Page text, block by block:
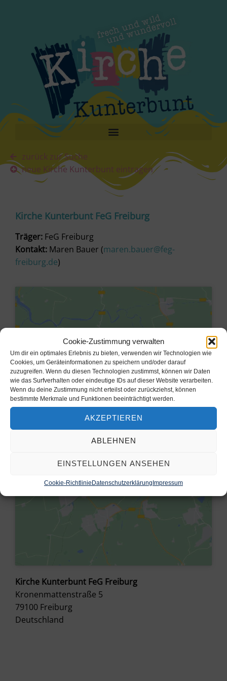
Cookie-Zustimmung verwalten
Um dir ein optimales Erlebnis zu bieten, verwenden wir Technologien wie
Cookies, um Geräteinformationen zu speichern und/oder darauf
zuzugreifen. Wenn du diesen Technologien zustimmst, können wir Daten
wie das Surfverhalten oder eindeutige IDs auf dieser Website verarbeiten.
Wenn du deine Zustimmung nicht erteilst oder zurückziehst, können
bestimmte Merkmale und Funktionen beeinträchtigt werden.
AKZEPTIEREN
ABLEHNEN
EINSTELLUNGEN ANSEHEN
Cookie-RichtlinieDatenschutzerklärungImpressum
zurück zur Suche
neue Kirche Kunterbunt eintragen
Kirche Kunterbunt FeG Freiburg
Träger: FeG Freiburg
Kontakt: Maren Bauer (maren.bauer@feg-
freiburg.de)
Klicke hier, um Marketing-Cookies
aktivieren
Kirche Kunterbunt FeG Freiburg
Kronenmattenstraße 5
79100 Freiburg
Deutschland